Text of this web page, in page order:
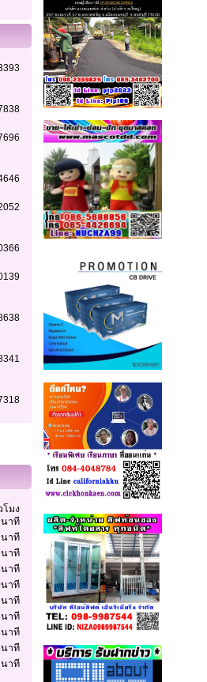
โมง
นาที
นาที
นาที
นาที
นาที
นาที
นาที
นาที
นาที
นาที